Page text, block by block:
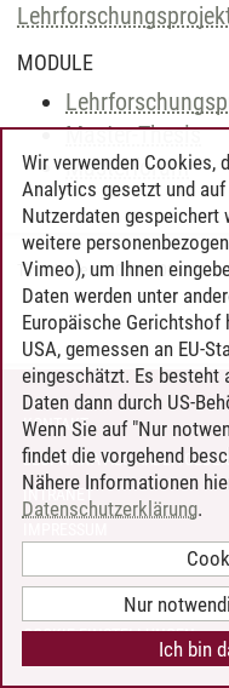
MODULE
Master-Thesis
Masterforum
Timo Leder/30.06.2024
KONTAKT
LEUPHANA ALS ARBEITGEBER
INTRANET
BARRIEREFREIHEIT
COOKIE-EINSTELLUNGEN
Wir verwenden Cookies,
Analytics gesetzt und
Nutzerdaten gespeichert
weitere
Vimeo), um Ihnen
Daten werden unter
Europäische Gerichtshof
USA, gemessen an EU-
eingeschätzt. Es besteht
Daten dann durch US-
Wenn Sie auf "Nur
findet die vorgehend
Nähere Informationen
Datenschutzerklärung.
Nur
Ich bin